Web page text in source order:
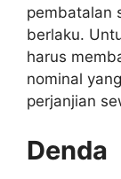
pembatalan
berlaku.
harus
nominal
perjanjian
Denda